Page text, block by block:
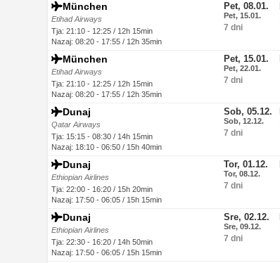
München
Etihad Airways
Tja: 21:10 - 12:25 / 12h 15min
Nazaj: 08:20 - 17:55 / 12h 35min
Pet, 08.01.
Pet, 15.01.
7 dni
München
Etihad Airways
Tja: 21:10 - 12:25 / 12h 15min
Nazaj: 08:20 - 17:55 / 12h 35min
Pet, 15.01.
Pet, 22.01.
7 dni
Dunaj
Qatar Airways
Tja: 15:15 - 08:30 / 14h 15min
Nazaj: 18:10 - 06:50 / 15h 40min
Sob, 05.12.
Sob, 12.12.
7 dni
Dunaj
Ethiopian Airlines
Tja: 22:00 - 16:20 / 15h 20min
Nazaj: 17:50 - 06:05 / 15h 15min
Tor, 01.12.
Tor, 08.12.
7 dni
Dunaj
Ethiopian Airlines
Tja: 22:30 - 16:20 / 14h 50min
Nazaj: 17:50 - 06:05 / 15h 15min
Sre, 02.12.
Sre, 09.12.
7 dni